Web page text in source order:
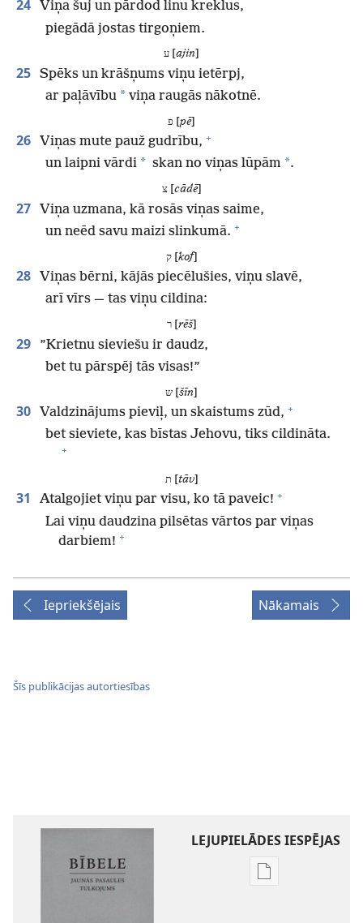
24
Viņa šuj un pārdod linu kreklus,
piegādā jostas tirgoņiem.
ajin
25 Spēks un krāšņums viņu ietērpj,
ar paļāvību * viņa raugās nākotnē.
pē]
26 Viņas mute pauž gudrību, +
un laipni vārdi * skan no viņas lūpām *.
צ [ cādē]
27 Viņa uzmana, kā rosās viņas saime,
un neēd savu maizi slinkumā. +
ק [ kof]
28 Viņas bērni, kājās piecēlušies, viņu slavē,
arī vīrs — tas viņu cildina:
ר [ rēš]
29
”Krietnu sieviešu ir daudz,
bet tu pārspēj tās visas!”
ש [šīn]
30 Valdzinājums pieviļ, un skaistums zūd, +
bet sieviete, kas bīstas Jehovu, tiks cildināta.
+
tāv]
31 Atalgojiet viņu par visu, ko tā paveic! +
Lai viņu daudzina pilsētas vārtos par viņas
darbiem! +
Iepriekšējais Nākamais
Šīs publikācijas autortiesības
LEJUPIELĀDES IESPĒJAS
Publikāciju